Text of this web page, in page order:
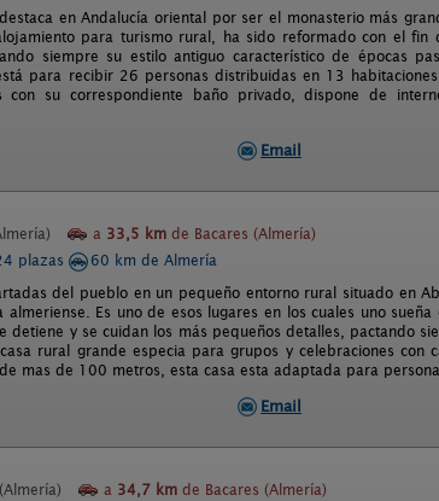
en Andalucía oriental por ser el monasterio más
para turismo rural, ha sido reformado con el fin
siempre su estilo antiguo característico de épocas
para recibir 26 personas distribuidas en 13
con su correspondiente baño privado, dispone de
Email
a 33,5 km de Bacares (Almería)
plazas
60 km de Almería
del pueblo en un pequeño entorno rural situado en
almeriense. Es uno de esos lugares en los cuales uno
detiene y se cuidan los más pequeños detalles, pactando
rural grande especia para grupos y celebraciones con
mas de 100 metros, esta casa esta adaptada para
Email
(Almería) a 34,7 km de Bacares (Almería)